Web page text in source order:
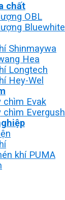
chất
OBL
Bluewhite
Shinmaywa
Hea
Longtech
Hey-Wel
chìm Evak
chìm Evergush
khí PUMA